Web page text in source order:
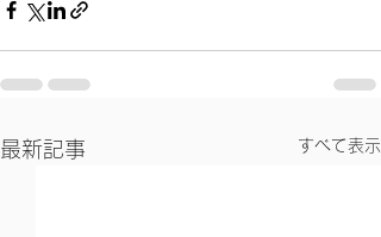
最新記事 すべて表示